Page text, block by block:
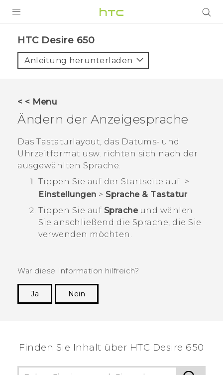
VIVE
UNTERSTÜTZUNG
HTC-Geräte und Zubehör
Anmelden
HTC Desire 650‎
Anleitung herunterladen
< < Menu
Ändern der Anzeigesprache
Das Tastaturlayout, das Datums- und
Uhrzeitformat usw. richten sich nach der
ausgewählten Sprache.
Tippen Sie auf der Startseite auf >
Einstellungen > Sprache & Tastatur.
Tippen Sie auf Spracheund wählen
Sie anschließend die Sprache, die Sie
verwenden möchten.
War diese Information hilfreich?
Ja
Nein
Finden Sie Inhalt über‎ HTC Desire 650